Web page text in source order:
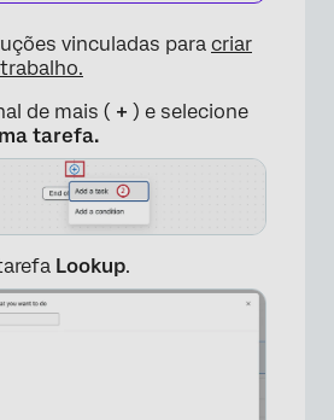
vinculadas para criar
de mais ( + ) e selecione
tarefa.
Lookup.